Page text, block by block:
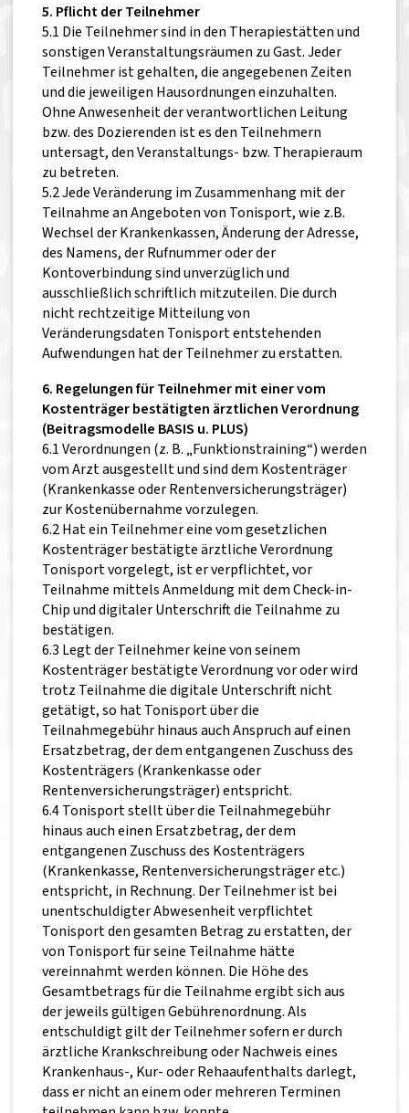
5. Pflicht der Teilnehmer
5.1 Die Teilnehmer sind in den Therapiestätten und
sonstigen Veranstaltungsräumen zu Gast. Jeder
Teilnehmer ist gehalten, die angegebenen Zeiten
und die jeweiligen Hausordnungen einzuhalten.
Ohne Anwesenheit der verantwortlichen Leitung
bzw. des Dozierenden ist es den Teilnehmern
untersagt, den Veranstaltungs- bzw. Therapieraum
zu betreten.
5.2 Jede Veränderung im Zusammenhang mit der
Teilnahme an Angeboten von Tonisport, wie z.B.
Wechsel der Krankenkassen, Änderung der Adresse,
des Namens, der Rufnummer oder der
Kontoverbindung sind unverzüglich und
ausschließlich schriftlich mitzuteilen. Die durch
nicht rechtzeitige Mitteilung von
Veränderungsdaten Tonisport entstehenden
Aufwendungen hat der Teilnehmer zu erstatten.
6. Regelungen für Teilnehmer mit einer vom
Kostenträger bestätigten ärztlichen Verordnung
(Beitragsmodelle BASIS u. PLUS)
6.1 Verordnungen (z. B. „Funktionstraining“) werden
vom Arzt ausgestellt und sind dem Kostenträger
(Krankenkasse oder Rentenversicherungsträger)
zur Kostenübernahme vorzulegen.
6.2 Hat ein Teilnehmer eine vom gesetzlichen
Kostenträger bestätigte ärztliche Verordnung
Tonisport vorgelegt, ist er verpflichtet, vor
Teilnahme mittels Anmeldung mit dem Check-in-
Chip und digitaler Unterschrift die Teilnahme zu
bestätigen.
6.3 Legt der Teilnehmer keine von seinem
Kostenträger bestätigte Verordnung vor oder wird
trotz Teilnahme die digitale Unterschrift nicht
getätigt, so hat Tonisport über die
Teilnahmegebühr hinaus auch Anspruch auf einen
Ersatzbetrag, der dem entgangenen Zuschuss des
Kostenträgers (Krankenkasse oder
Rentenversicherungsträger) entspricht.
6.4 Tonisport stellt über die Teilnahmegebühr
hinaus auch einen Ersatzbetrag, der dem
entgangenen Zuschuss des Kostenträgers
(Krankenkasse, Rentenversicherungsträger etc.)
entspricht, in Rechnung. Der Teilnehmer ist bei
unentschuldigter Abwesenheit verpflichtet
Tonisport den gesamten Betrag zu erstatten, der
von Tonisport für seine Teilnahme hätte
vereinnahmt werden können. Die Höhe des
Gesamtbetrags für die Teilnahme ergibt sich aus
der jeweils gültigen Gebührenordnung. Als
entschuldigt gilt der Teilnehmer sofern er durch
ärztliche Krankschreibung oder Nachweis eines
Krankenhaus-, Kur- oder Rehaaufenthalts darlegt,
dass er nicht an einem oder mehreren Terminen